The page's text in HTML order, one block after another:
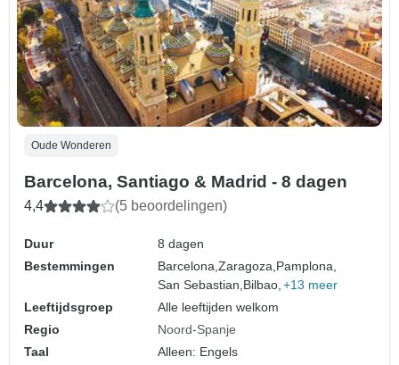
Oude Wonderen
Barcelona, Santiago & Madrid - 8 dagen
4,4 (5 beoordelingen)
Duur
8 dagen
Bestemmingen
Barcelona,Zaragoza, Pamplona,
San Sebastian, Bilbao, +13 meer
Leeftijdsgroep
Alle leeftijden welkom
Regio
Noord-Spanje
Taal
Alleen: Engels